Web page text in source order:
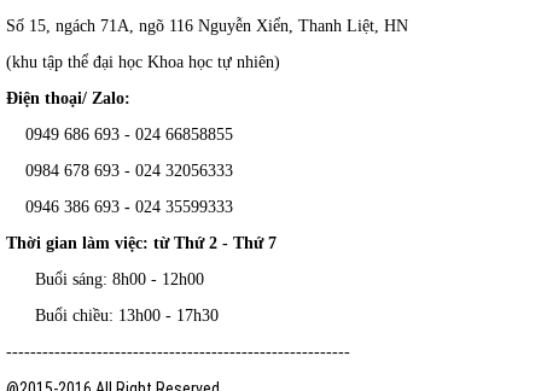
Số 15, ngách 71A, ngõ 116 Nguyễn Xiển, Thanh Liệt, HN
(khu tập thể đại học Khoa học tự nhiên)
Điện thoại/ Zalo:
0949 686 693 - 024 66858855
0984 678 693 - 024 32056333
0946 386 693 - 024 35599333
Thời gian làm việc: từ Thứ 2 - Thứ 7
Buổi sáng: 8h00 - 12h00
Buổi chiều: 13h00 - 17h30
---------------------------------------------------------